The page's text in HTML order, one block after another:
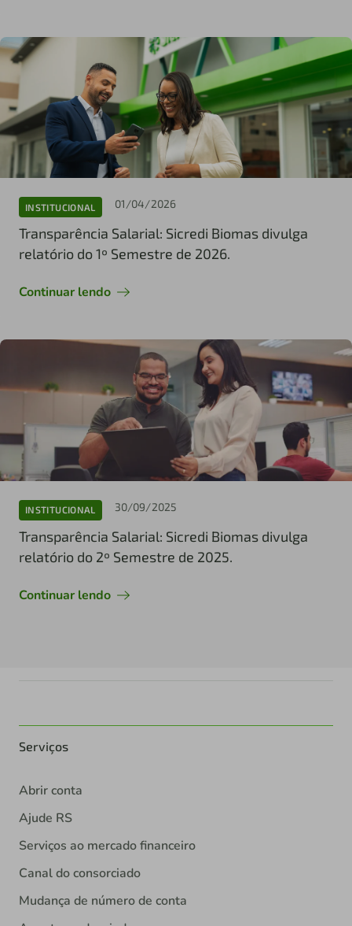
INSTITUCIONAL 01/04/2026
Transparência Salarial: Sicredi Biomas divulga
relatório do 1º Semestre de 2026.
Continuar lendo
INSTITUCIONAL 30/09/2025
Transparência Salarial: Sicredi Biomas divulga
relatório do 2º Semestre de 2025.
Continuar lendo
Serviços
Abrir conta
Ajude RS
Serviços ao mercado financeiro
Canal do consorciado
Mudança de número de conta